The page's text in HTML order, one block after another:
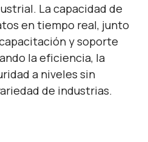
La capacidad de
en tiempo real, junto
y soporte
la eficiencia, la
a niveles sin
de industrias.